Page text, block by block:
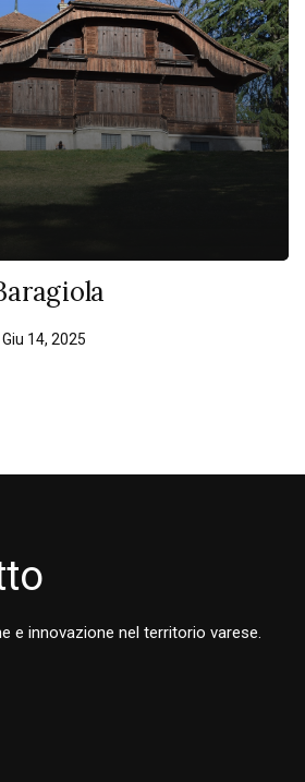
Giu 14, 2025
e innovazione nel territorio varese.